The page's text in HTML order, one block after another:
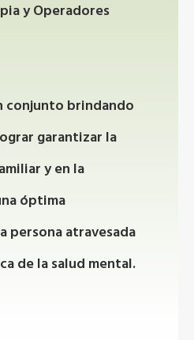
y Operadores
conjunto brindando
garantizar la
y en la
óptima
persona atravesada
de la salud mental.